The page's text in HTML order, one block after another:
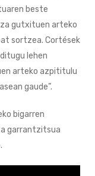
beste
gutxituen arteko
sortzea. Cortések
lehen
arteko azpititulu
gaude”.
bigarren
garrantzitsua